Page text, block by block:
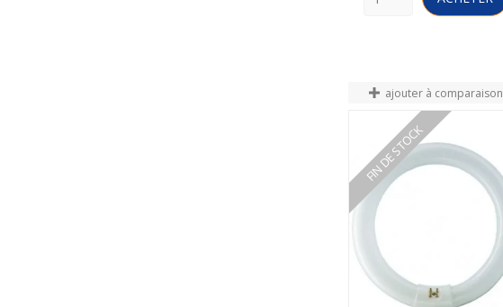
ajouter à comparaison
FIN DE STOCK